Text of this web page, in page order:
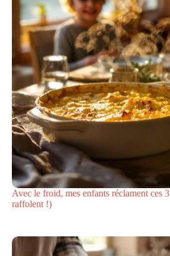
Avec le froid, mes enfants réclament ces
raffolent !)